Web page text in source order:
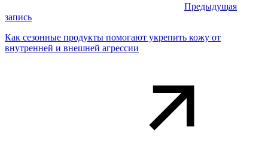
Предыдущая
запись
Как сезонные продукты помогают укрепить кожу от
внутренней и внешней агрессии